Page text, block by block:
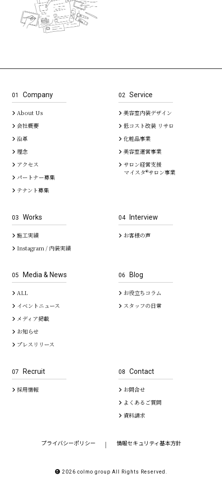
01 Company
About Us
会社概要
沿革
理念
アクセス
パートナー募集
テナント募集
02 Service
美容室内装デザイン
低コスト改装 リサロ
化粧品事業
美容室運営事業
サロン経営支援
マイスタ®サロン事業
03 Works
施工実績
Instagram / 内装実績
04 Interview
お客様の声
05 Media & News
ALL
イベントニュース
メディア掲載
お知らせ
プレスリリース
06 Blog
お役立ちコラム
スタッフの日常
07 Recruit
採用情報
08 Contact
お問合せ
よくあるご質問
資料請求
プライバシーポリシー ｜ 情報セキュリティ基本方針
2026 colmo group All Rights Reserved.